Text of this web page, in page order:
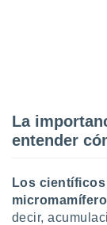
publicidad
de
La
entender
Los
decir,